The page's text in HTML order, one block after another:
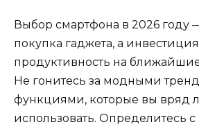
Выбор смартфона в 2026 году
покупка гаджета, а
продуктивность на
Не гонитесь за модными
функциями, которые вы вряд
использовать. Определитесь